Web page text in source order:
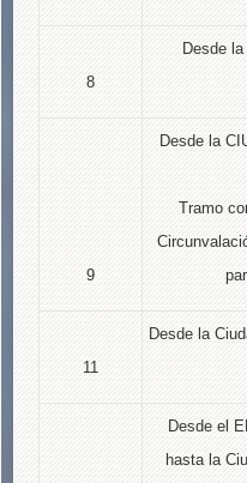
8
Desde
9
Desde la
Tramo
11
Desde la
Desde el
hasta la